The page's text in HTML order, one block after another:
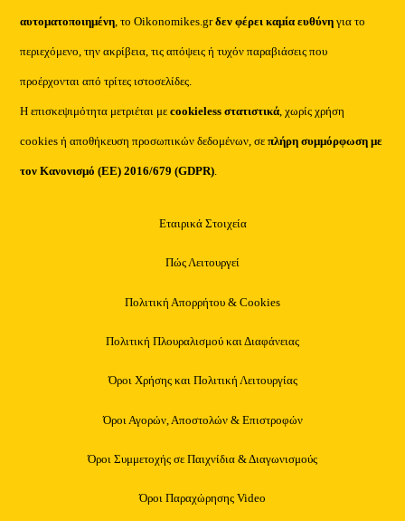
αυτοματοποιημένη, το Oikonomikes.grδεν φέρει καμία ευθύνη για το
περιεχόμενο, την ακρίβεια, τις απόψεις ή τυχόν παραβιάσεις που
προέρχονται από τρίτες ιστοσελίδες.
Η επισκεψιμότητα μετριέται μεcookieless στατιστικά, χωρίς χρήση
cookies ή αποθήκευση προσωπικών δεδομένων, σεπλήρη συμμόρφωση με
τον Κανονισμό (ΕΕ) 2016/679 (GDPR).
Εταιρικά Στοιχεία
Πώς Λειτουργεί
Πολιτική Απορρήτου & Cookies
Πολιτική Πλουραλισμού και Διαφάνειας
Όροι Χρήσης και Πολιτική Λειτουργίας
Όροι Αγορών, Αποστολών & Επιστροφών
Όροι Συμμετοχής σε Παιχνίδια & Διαγωνισμούς
Όροι Παραχώρησης Video